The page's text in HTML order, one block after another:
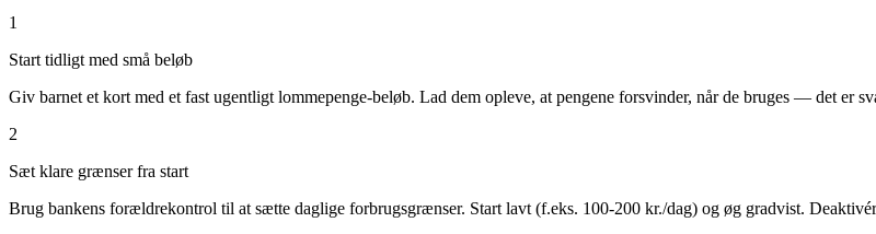
1
Start tidligt med små beløb
Giv barnet et kort med et fast ugentligt lommepenge-beløb. Lad dem opleve, at pengene forsvinder, når de bruges — det er
2
Sæt klare grænser fra start
Brug bankens forældrekontrol til at sætte daglige forbrugsgrænser. Start lavt (f.eks. 100-200 kr./dag) og øg gradvist.